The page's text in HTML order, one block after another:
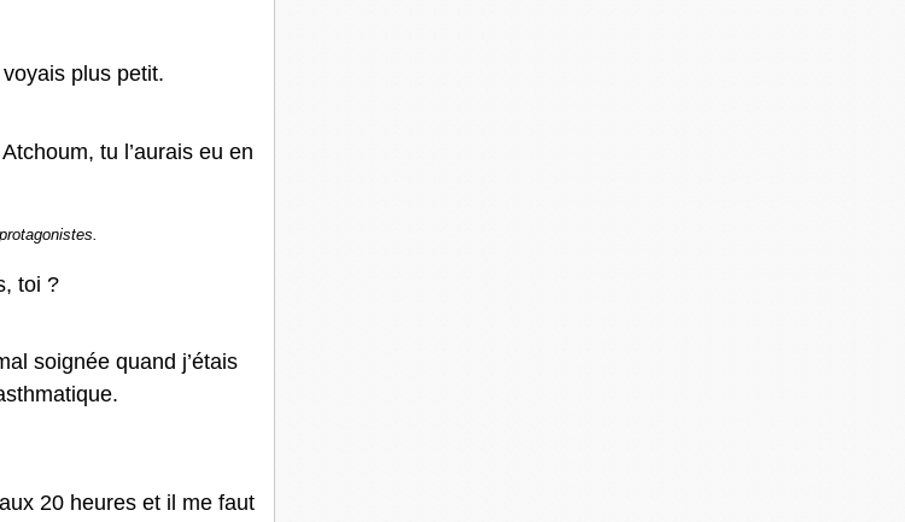
plus petit.
tu l’aurais eu en
toi ?
soignée quand j’étais
20 heures et il me faut